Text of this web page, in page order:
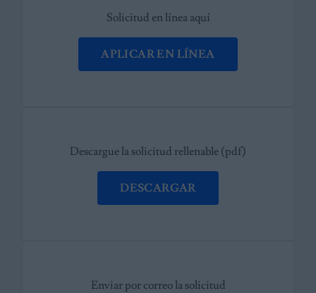
Solicitud en línea aquí
APLICAR EN LÍNEA
Descargue la solicitud rellenable (pdf)
DESCARGAR
Enviar por correo la solicitud